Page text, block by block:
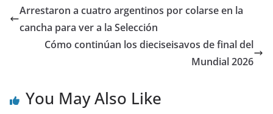
Arrestaron a cuatro argentinos por colarse en la
cancha para ver a la Selección
Cómo continúan los dieciseisavos de final del
Mundial 2026
You May Also Like